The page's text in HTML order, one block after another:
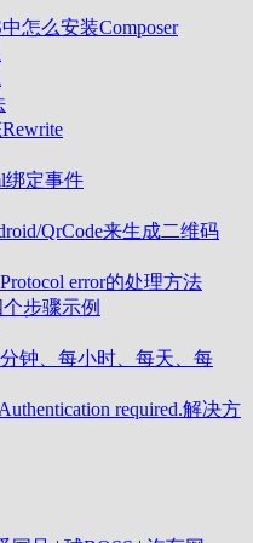
怎么安装Composer
绑定事件
QrCode来生成二维码
error的处理方法
步骤示例
钟、每小时、每天、每
required.解决方